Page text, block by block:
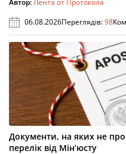
Автор:Лента от Протокола
06.08.2026Переглядів:98
Документи, на яких не
перелік від Мін’юсту